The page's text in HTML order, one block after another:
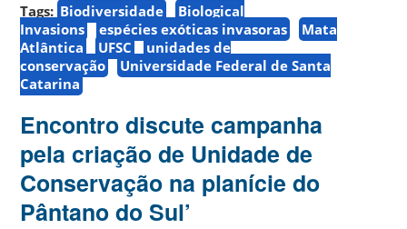
Tags: Biodiversidade
Biological
Invasions
espécies exóticas invasoras
Mata
Atlântica
UFSC
unidades de
conservação
Universidade Federal de Santa
Catarina
Encontro discute campanha
pela criação de Unidade de
Conservação na planície do
Pântano do Sul’